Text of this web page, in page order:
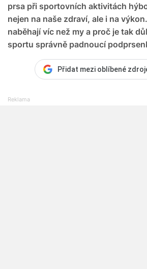
prsa při sportovních aktivitách
nejen na naše zdraví, ale i na
naběhají víc než my a proč je tak
sportu správně padnoucí
Přidat mezi oblíbené